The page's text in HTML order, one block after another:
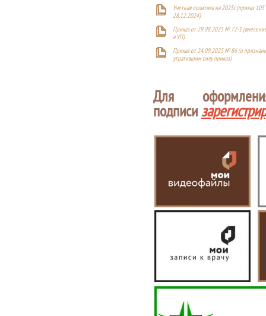
Учетная политика на 2025г. (приказ 105
28.12.2024)
Приказ от 29.08.2025 № 72-1
в УП)
Приказ от 24.09.2025 № 86 (о
утратившим силу приказ)
Для
подписи